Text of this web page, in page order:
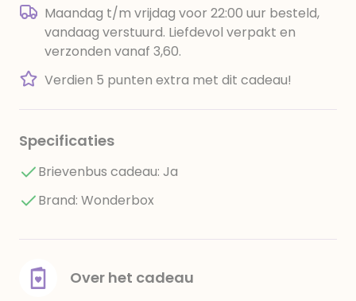
Maandag t/m vrijdag voor 22:00 uur besteld,
vandaag verstuurd. Liefdevol verpakt en
verzonden vanaf 3,60.
Verdien 5 punten extra met dit cadeau!
Specificaties
Brievenbus cadeau: Ja
Brand: Wonderbox
Over het cadeau